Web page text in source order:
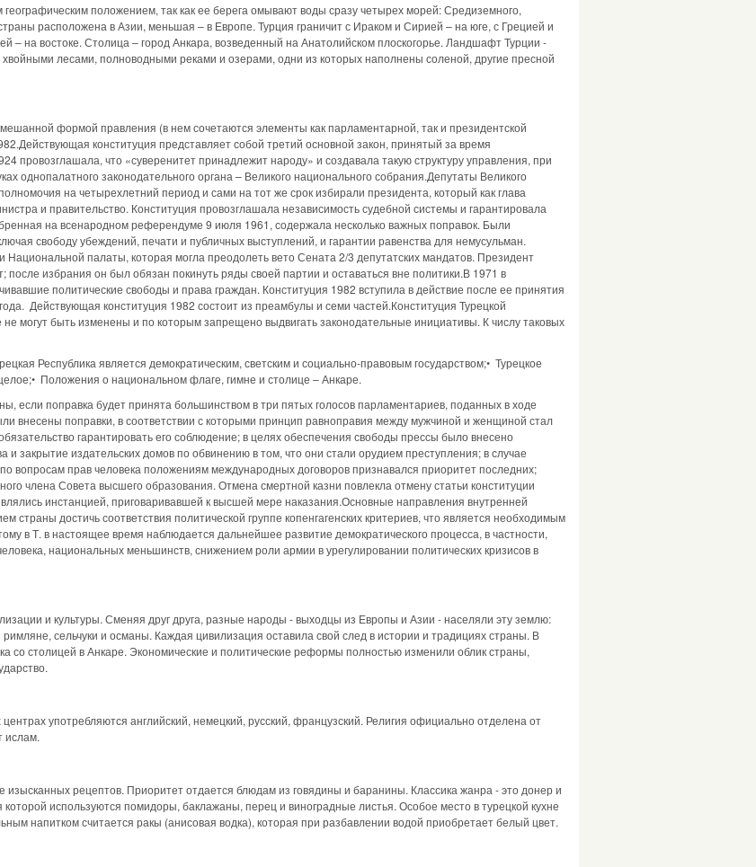
положением, так как ее берега омывают воды сразу четырех морей: Средиземного,
расположена в Азии, меньшая – в Европе. Турция граничит с Ираком и Сирией – на юге, с Грецией и
– на востоке. Столица – город Анкара, возведенный на Анатолийском плоскогорье. Ландшафт Турции -
лесами, полноводными реками и озерами, одни из которых наполнены соленой, другие пресной
формой правления (в нем сочетаются элементы как парламентарной, так и президентской
конституция представляет собой третий основной закон, принятый за время
провозглашала, что «суверенитет принадлежит народу» и создавала такую структуру управления, при
однопалатного законодательного органа – Великого национального собрания.Депутаты Великого
на четырехлетний период и сами на тот же срок избирали президента, который как глава
и правительство. Конституция провозглашала независимость судебной системы и гарантировала
на всенародном референдуме 9 июля 1961, содержала несколько важных поправок. Были
свободу убеждений, печати и публичных выступлений, и гарантии равенства для немусульман.
Национальной палаты, которая могла преодолеть вето Сената 2/3 депутатских мандатов. Президент
после избрания он был обязан покинуть ряды своей партии и оставаться вне политики.В 1971 в
политические свободы и права граждан. Конституция 1982 вступила в действие после ее принятия
Действующая конституция 1982 состоит из преамбулы и семи частей.Конституция Турецкой
могут быть изменены и по которым запрещено выдвигать законодательные инициативы. К числу таковых
Республика является демократическим, светским и социально-правовым государством;• Турецкое
Положения о национальном флаге, гимне и столице – Анкаре.
если поправка будет принята большинством в три пятых голосов парламентариев, поданных в ходе
внесены поправки, в соответствии с которыми принцип равноправия между мужчиной и женщиной стал
гарантировать его соблюдение; в целях обеспечения свободы прессы было внесено
издательских домов по обвинению в том, что они стали орудием преступления; в случае
вопросам прав человека положениям международных договоров признавался приоритет последних;
члена Совета высшего образования. Отмена смертной казни повлекла отмену статьи конституции
инстанцией, приговаривавшей к высшей мере наказания.Основные направления внутренней
страны достичь соответствия политической группе копенгагенских критериев, что является необходимым
в Т. в настоящее время наблюдается дальнейшее развитие демократического процесса, в частности,
национальных меньшинств, снижением роли армии в урегулировании политических кризисов в
и культуры. Сменяя друг друга, разные народы - выходцы из Европы и Азии - населяли эту землю:
сельчуки и османы. Каждая цивилизация оставила свой след в истории и традициях страны. В
со столицей в Анкаре. Экономические и политические реформы полностью изменили облик страны,
употребляются английский, немецкий, русский, французский. Религия официально отделена от
ислам.
изысканных рецептов. Приоритет отдается блюдам из говядины и баранины. Классика жанра - это донер и
используются помидоры, баклажаны, перец и виноградные листья. Особое место в турецкой кухне
напитком считается ракы (анисовая водка), которая при разбавлении водой приобретает белый цвет.